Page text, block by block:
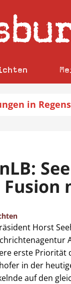
in
Fusion
Horst
erste Priorität
in der
auf den